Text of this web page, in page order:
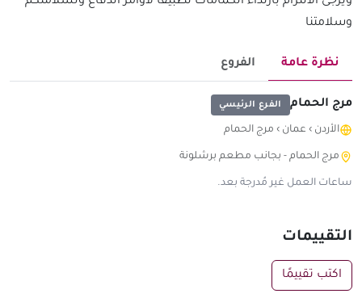
وسلامتنا ‏
نظرة عامة الفروع
مرج الحمام الفرع الرئيسي
الأردن › عمان › مرج الحمام
مرج الحمام - بجانب مطعم برشلونة
ساعات العمل غير مُدرجة بعد.
التقييمات
اكتب تقييمًا